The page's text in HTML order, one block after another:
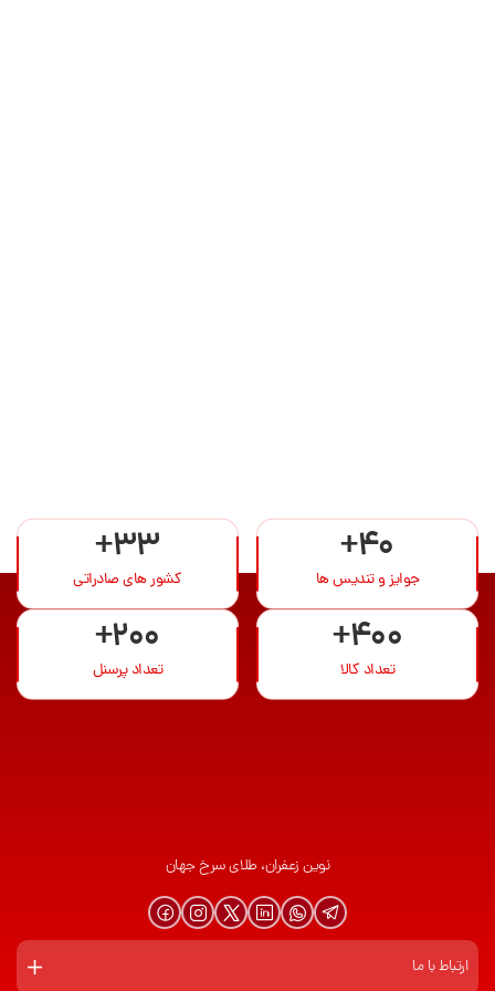
+40
جوایز و تندیس ها
+33
کشور های صادراتی
+400
تعداد کالا
+200
تعداد پرسنل
نوین زعفران، طلای سرخ جهان
ارتباط با ما